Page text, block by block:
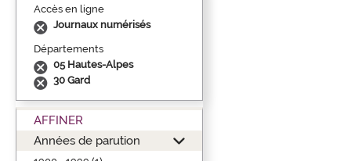
Accès en ligne
Journaux numérisés
Départements
05 Hautes-Alpes
30 Gard
AFFINER
Années de parution